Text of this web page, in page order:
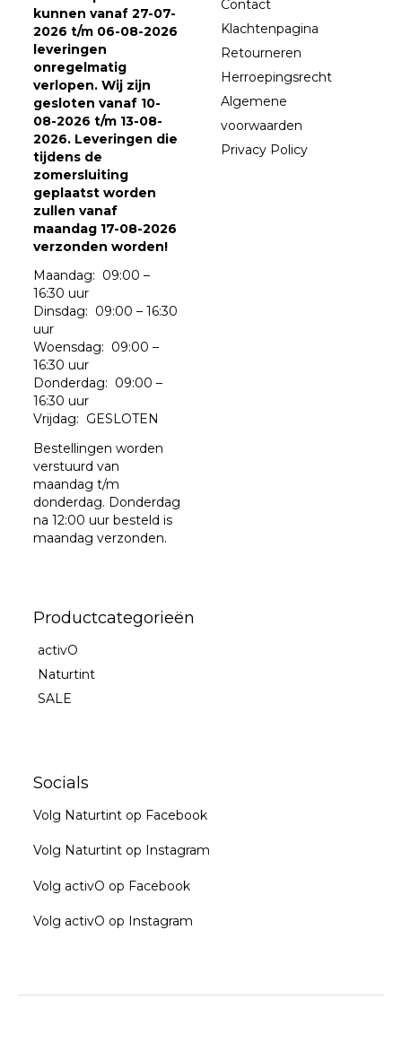
kunnen vanaf 27-07-
2026 t/m 06-08-2026
leveringen
onregelmatig
verlopen. Wij zijn
gesloten vanaf 10-
08-2026 t/m 13-08-
2026. Leveringen die
tijdens de
zomersluiting
geplaatst worden
zullen vanaf
maandag 17-08-2026
verzonden worden!
Maandag: 09:00 –
16:30 uur
Dinsdag: 09:00 – 16:30
uur
Woensdag: 09:00 –
16:30 uur
Donderdag: 09:00 –
16:30 uur
Vrijdag: GESLOTEN
Bestellingen worden
verstuurd van
maandag t/m
donderdag. Donderdag
na 12:00 uur besteld is
maandag verzonden.
Contact
Klachtenpagina
Retourneren
Herroepingsrecht
Algemene
voorwaarden
Privacy Policy
Productcategorieën
activO
Naturtint
SALE
Socials
Volg Naturtint op Facebook
Volg Naturtint op Instagram
Volg activO op Facebook
Volg activO op Instagram